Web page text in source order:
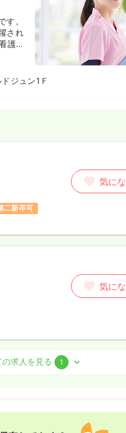
す。
され
護に
ジュン1Ｆ
二新卒可
気に
気に
気に
求人を見る 1